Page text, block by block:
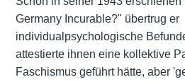
Germany Incurable?" übertrug er
individualpsychologische
attestierte ihnen eine kollektive
Faschismus geführt hätte, aber